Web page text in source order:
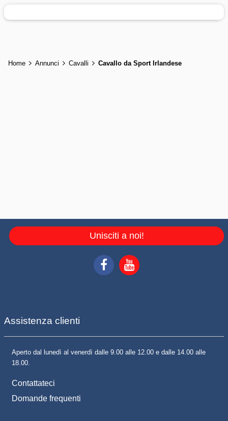
Home Annunci Cavalli Cavallo da Sport Irlandese
Unisciti a noi!
Assistenza clienti
Aperto dal lunedì al venerdì dalle 9.00 alle 12.00 e dalle 14.00 alle
18.00.
Contattateci
Domande frequenti